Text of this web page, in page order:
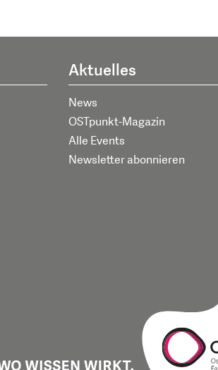
Aktuelles
News
OSTpunkt-Magazin
Alle Events
Newsletter abonnieren